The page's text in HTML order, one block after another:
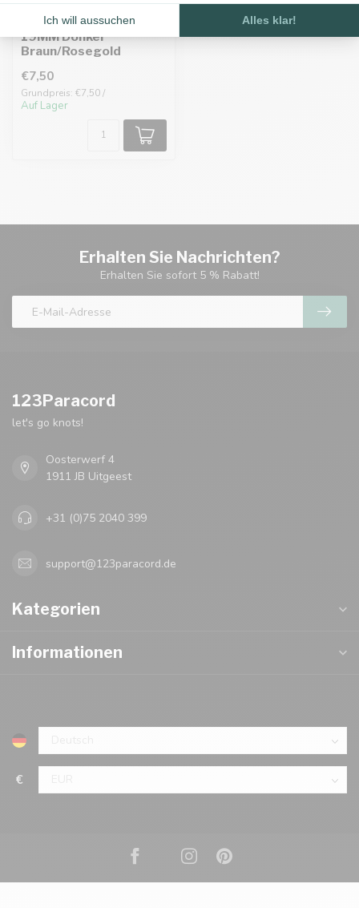
Vetleder Adapter
19MM Donkel
Braun/Rosegold
€7,50
Grundpreis: €7,50 /
Auf Lager
Erhalten Sie Nachrichten?
Erhalten Sie sofort 5 % Rabatt!
123Paracord
let's go knots!
Oosterwerf 4
1911 JB Uitgeest
+31 (0)75 2040 399
support@123paracord.de
Kategorien
Informationen
€